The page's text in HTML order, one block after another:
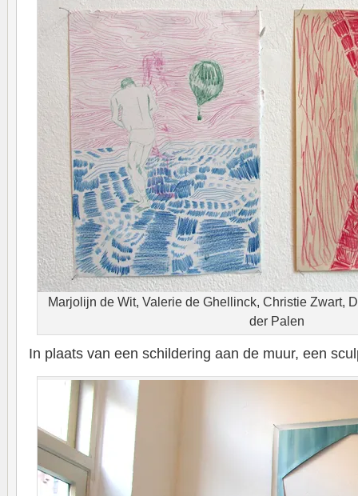
Marjolijn de Wit, Valerie de Ghellinck, Christie Zwart,
der Palen
In plaats van een schildering aan de muur, een